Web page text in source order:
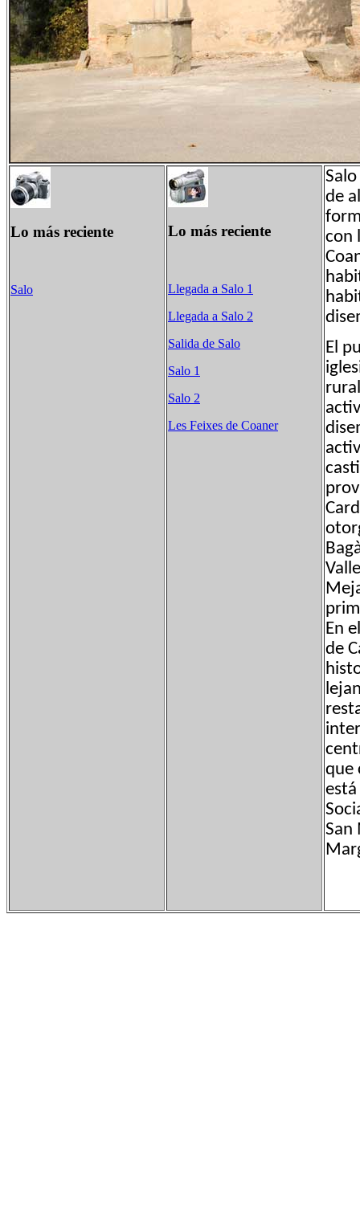
Lo más reciente
Salo
Lo más reciente
Llegada a Salo 1
Llegada a Salo 2
Salida de Salo
Salo 1
Salo 2
Les Feixes de Coaner
de
con
El
En
de
que
está
San